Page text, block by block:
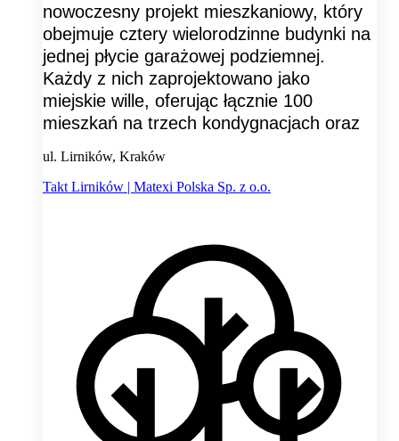
nowoczesny projekt mieszkaniowy, który
obejmuje cztery wielorodzinne budynki na
jednej płycie garażowej podziemnej.
Każdy z nich zaprojektowano jako
miejskie wille, oferując łącznie 100
mieszkań na trzech kondygnacjach oraz
ul. Lirników, Kraków
Takt Lirników | Matexi Polska Sp. z o.o.